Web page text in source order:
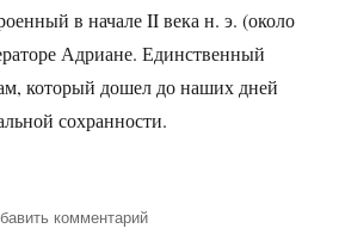
в начале II века н. э. (около
Адриане. Единственный
который дошел до наших дней
сохранности.
комментарийк